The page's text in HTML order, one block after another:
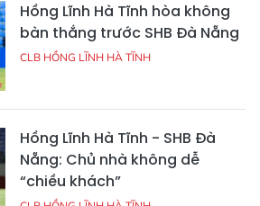
Hồng Lĩnh Hà Tĩnh hòa không
bàn thắng trước SHB Đà Nẵng
CLB HỒNG LĨNH HÀ TĨNH
Hồng Lĩnh Hà Tĩnh - SHB Đà
Nẵng: Chủ nhà không dễ
“chiều khách”